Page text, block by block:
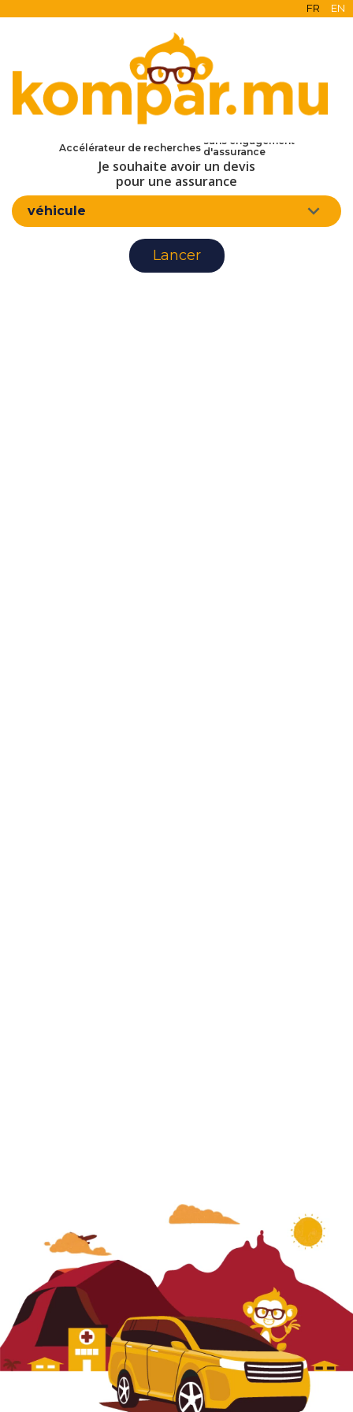
FR EN
Accélérateur de recherches
en ligne
d'assurance
Je souhaite avoir un devis
pour une assurance
véhicule
Lancer